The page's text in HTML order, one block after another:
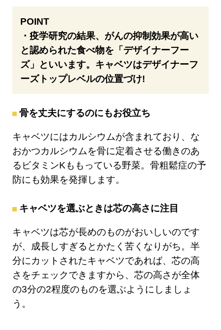
POINT
・疫学研究の結果、がんの抑制効果が高い
と認められた食べ物を「デザイナーフー
ズ」といいます。キャベツはデザイナーフ
ーズトップレベルの位置づけ!
骨を丈夫にするのにもお役立ち
キャベツにはカルシウムが含まれており、な
おかつカルシウムを骨に定着させる働きのあ
るビタミンKももっている野菜。骨粗鬆症の予
防にも効果を発揮します。
キャベツを選ぶときは芯の高さに注目
キャベツは芯が長めのものがおいしいのです
が、成長しすぎるとかたく苦くなりがち。半
分にカットされたキャベツであれば、芯の高
さをチェックできますから、芯の高さが全体
の3分の2程度のものを選ぶようにしましょ
う。